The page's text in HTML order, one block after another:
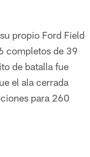
propio Ford Field
completos de 39
de batalla fue
el ala cerrada
para 260